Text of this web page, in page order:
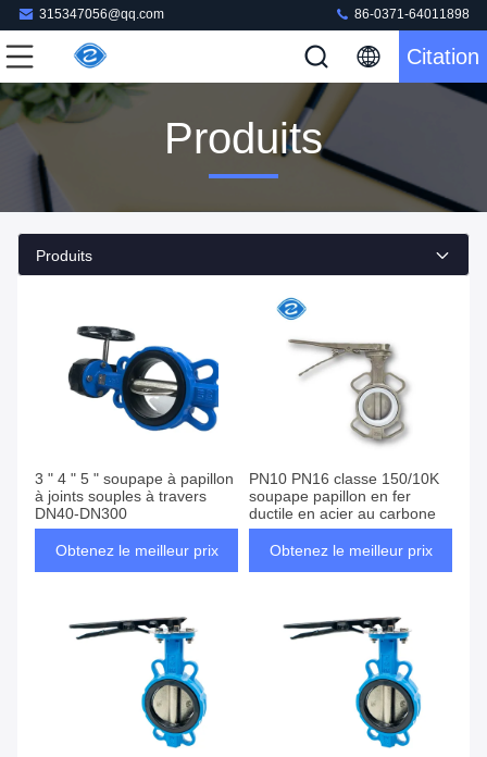
315347056@qq.com 86-0371-64011898
Citation
Produits
Produits
3 " 4 " 5 " soupape à papillon
à joints souples à travers
DN40-DN300
Obtenez le meilleur prix
PN10 PN16 classe 150/10K
soupape papillon en fer
ductile en acier au carbone
Obtenez le meilleur prix